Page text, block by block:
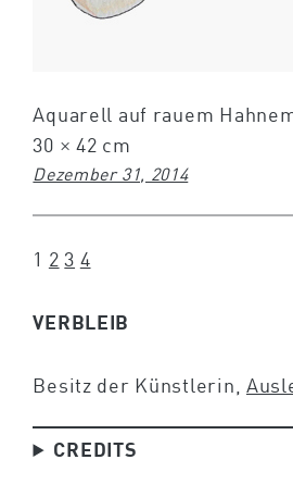
Aquarell auf rauem
30 × 42 cm
Dezember 31, 2014
1 2 3 4
VERBLEIB
Besitz der Künstlerin,
CREDITS